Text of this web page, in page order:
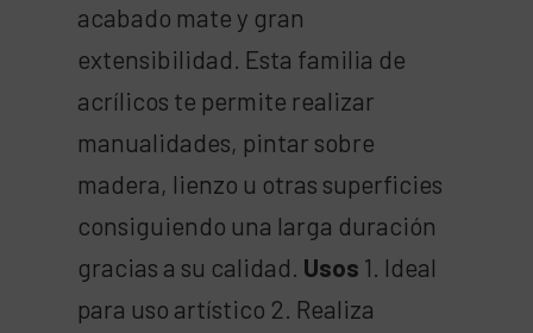
acabado mate y gran
extensibilidad. Esta familia de
acrílicos te permite realizar
manualidades, pintar sobre
madera, lienzo u otras superficies
consiguiendo una larga duración
gracias a su calidad. Usos 1. Ideal
para uso artístico 2. Realiza